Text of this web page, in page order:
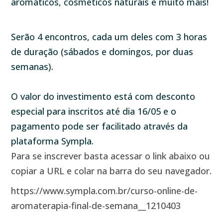
Serão 4 encontros, cada um deles com 3 horas
de duração (sábados e domingos, por duas
semanas).
O valor do investimento está com desconto
especial para inscritos até dia 16/05 e o
pagamento pode ser facilitado através da
plataforma Sympla.
Para se inscrever basta acessar o link abaixo ou
copiar a URL e colar na barra do seu navegador.
https://www.sympla.com.br/curso-online-de-
aromaterapia-final-de-semana__1210403